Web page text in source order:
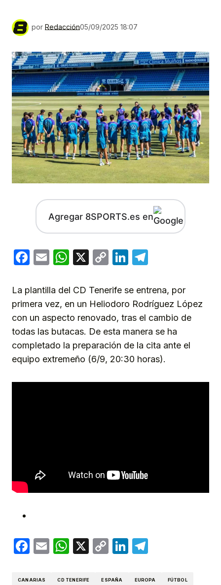
por Redacción05/09/2025 18:07
Agregar 8SPORTS.es en
Facebook
EmailWhatsApp
X
CopyLinkedIn
La plantilla del CD Tenerife se entrena, por
primera vez, en un Heliodoro Rodríguez López
con un aspecto renovado, tras el cambio de
todas las butacas. De esta manera se ha
completado la preparación de la cita ante el
equipo extremeño (6/9, 20:30 horas).
Facebook
EmailWhatsApp
X
CopyLinkedIn
CANARIAS CD TENERIFE ESPAÑA EUROPA FÚTBOL